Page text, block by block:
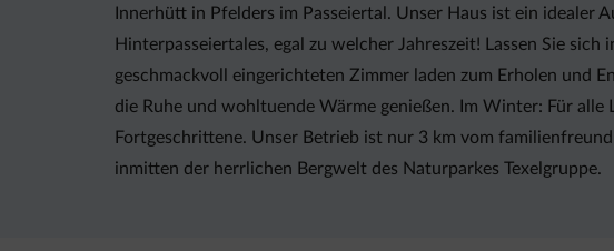
Innerhütt in Pfelders im Passeiertal. Unser Haus ist ein idealer
Hinterpasseiertales, egal zu welcher Jahreszeit! Lassen Sie
geschmackvoll eingerichteten Zimmer laden zum Erholen und
die Ruhe und wohltuende Wärme genießen. Im Winter: Für
Fortgeschrittene. Unser Betrieb ist nur 3 km vom
inmitten der herrlichen Bergwelt des Naturparkes Texelgruppe.